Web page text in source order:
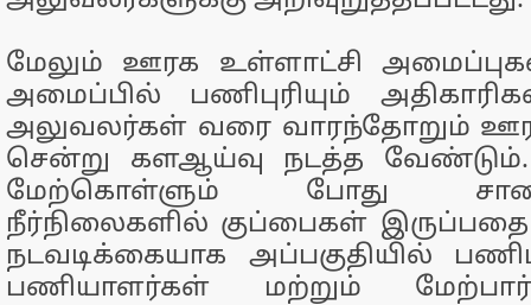
மேலும் ஊரக உள்ளாட்சி
அமைப்பில் பணிபுரியும்
அலுவலர்கள் வரை வாரந்தோறும் ஊரக
சென்று களஆய்வு நடத்த
மேற்கொள்ளும் போது
நீர்நிலைகளில் குப்பைகள்
நடவடிக்கையாக அப்பகுதியில்
பணியாளர்கள் மற்றும்